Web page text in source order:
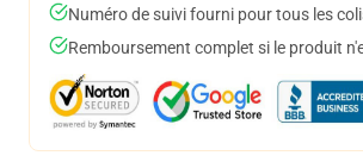
Numéro de suivi fourni pour tous les
Remboursement complet si le produit